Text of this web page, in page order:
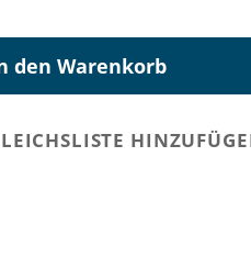
den Warenkorb